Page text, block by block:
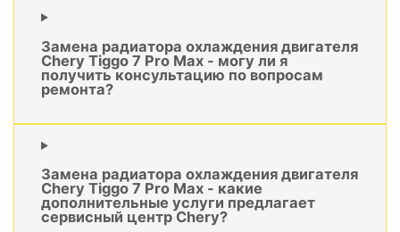
Замена радиатора охлаждения двигателя
Chery Tiggo 7 Pro Max - могу ли я
получить консультацию по вопросам
ремонта?
Замена радиатора охлаждения двигателя
Chery Tiggo 7 Pro Max - какие
дополнительные услуги предлагает
сервисный центр Chery?